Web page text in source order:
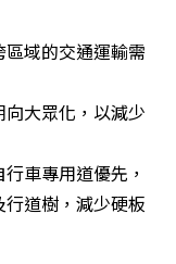
域的交通運輸需
大眾化，以減少
車專用道優先，
道樹，減少硬板